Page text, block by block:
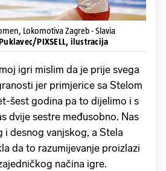
Lokomotiva Zagreb - Slavia
PIXSELL, ilustracija
igri mislim da je prije svega
jer primjerice sa Stelom
šest godina pa to dijelimo i s
dvije sestre međusobno. Nas
i desnog vanjskog, a Stela
da to razumijevanje proizlazi
načina igre.